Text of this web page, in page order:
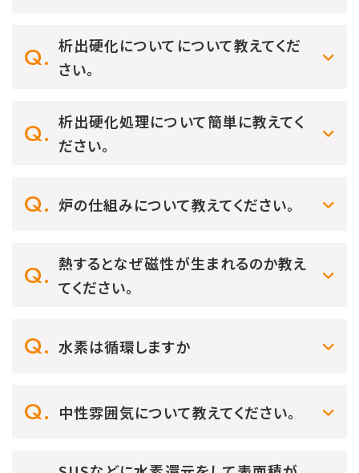
析出硬化についてについて教えてくだ
さい。
析出硬化処理について簡単に教えてく
ださい。
炉の仕組みについて教えてください。
熱するとなぜ磁性が生まれるのか教え
てください。
水素は循環しますか
中性雰囲気について教えてください。